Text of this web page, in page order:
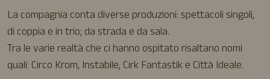
La compagnia conta diverse produzioni: spettacoli singoli,
di coppia e in trio; da strada e da sala.
Tra le varie realtà che ci hanno ospitato risaltano nomi
quali: Circo Krom, Instabile, Cirk Fantastik e Città Ideale.